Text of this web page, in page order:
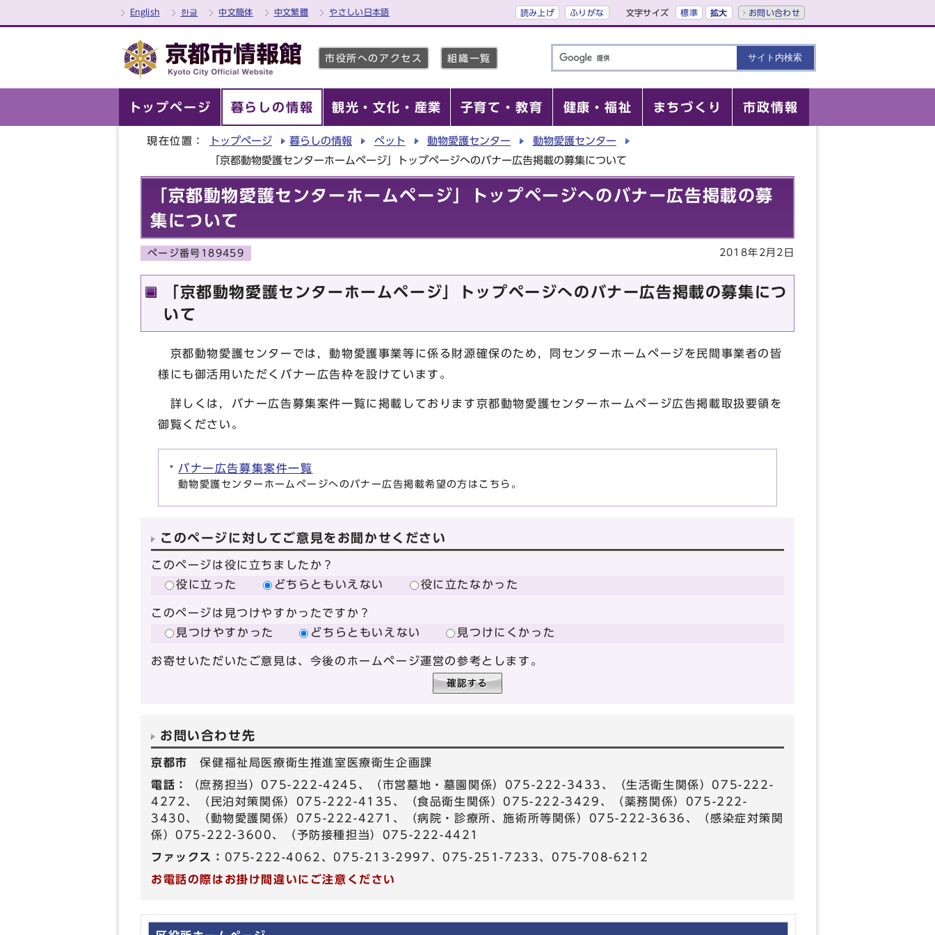
English 한글 中文簡体 中文繁體 やさしい日本語 読み上げ ふりがな 文字サイズ 標準 拡大 お問い合わせ
市役所へのアクセス 組織一覧
トップページ 暮らしの情報 観光・文化・産業 子育て・教育 健康・福祉 まちづくり 市政情報
現在位置： トップページ 暮らしの情報 ペット 動物愛護センター
動物愛護センター
「京都動物愛護センターホームページ」トップページへのバナー広告掲載の募集について
「京都動物愛護センターホームページ」トップページへのバナー広告掲載の募
集について
ページ番号189459 2018年2月2日
「京都動物愛護センターホームページ」トップページへのバナー広告掲載の募集につ
いて
京都動物愛護センターでは，動物愛護事業等に係る財源確保のため，同センターホームページを民間事業者の皆
様にも御活用いただくバナー広告枠を設けています。
詳しくは，バナー広告募集案件一覧に掲載しております京都動物愛護センターホームページ広告掲載取扱要領を
御覧ください。
バナー広告募集案件一覧
動物愛護センターホームページへのバナー広告掲載希望の方はこちら。
このページに対してご意見をお聞かせください
このページは役に立ちましたか？
役に立った
どちらともいえない 役に立たなかった
このページは見つけやすかったですか？
見つけやすかった
どちらともいえない 見つけにくかった
お寄せいただいたご意見は、今後のホームページ運営の参考とします。
お問い合わせ先
京都市保健福祉局医療衛生推進室医療衛生企画課
電話：
（庶務担当）075-222-4245、（市営墓地・墓園関係）075-222-3433、（生活衛生関係）075-222-
4272、（民泊対策関係）075-222-4135、（食品衛生関係）075-222-3429、（薬務関係）075-222-
3430、（動物愛護関係）075-222-4271、（病院・診療所、施術所等関係）075-222-3636、（感染症対策関
係）075-222-3600、（予防接種担当）075-222-4421
ファックス： 075-222-4062、075-213-2997、075-251-7233、075-708-6212
お電話の際はお掛け間違いにご注意ください